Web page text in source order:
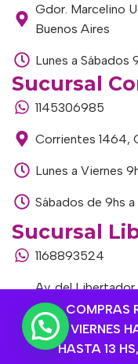
COMPRAS
VIERNES
HASTA 13
Gdor. Marcelino
Buenos Aires
Lunes a Sábados
Sucursal
1145306985
Corrientes 1464,
Lunes a Viernes
Sábados de 9hs a
Sucursal
1168893524
Av. del Libertador
Buenos Aires
Lunes a Viernes